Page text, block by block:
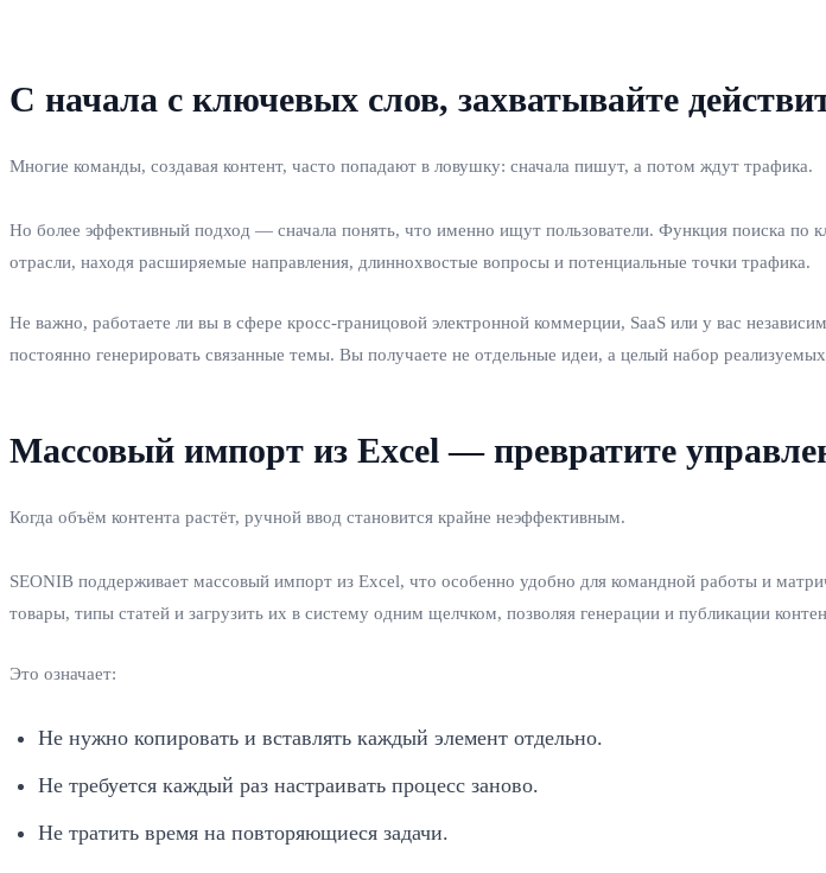
С начала с ключевых слов, захватывайте
Многие команды, создавая контент, часто попадают в ловушку: сначала пишут, а потом ждут трафика.
Но более эффективный подход — сначала понять, что именно ищут пользователи. Функция поиска по
отрасли, находя расширяемые направления, длиннохвостые вопросы и потенциальные точки трафика.
Не важно, работаете ли вы в сфере кросс‑границовой электронной коммерции, SaaS или у вас
постоянно генерировать связанные темы. Вы получаете не отдельные идеи, а целый набор
Массовый импорт из Excel — превратите
Когда объём контента растёт, ручной ввод становится крайне неэффективным.
SEONIB поддерживает массовый импорт из Excel, что особенно удобно для командной работы и
товары, типы статей и загрузить их в систему одним щелчком, позволяя генерации и публикации
Это означает:
Не нужно копировать и вставлять каждый элемент отдельно.
Не требуется каждый раз настраивать процесс заново.
Не тратить время на повторяющиеся задачи.